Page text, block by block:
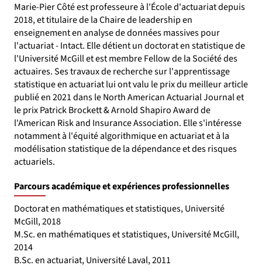
Marie-Pier Côté est professeure à l'École d'actuariat depuis
2018, et titulaire de la Chaire de leadership en
enseignement en analyse de données massives pour
l'actuariat - Intact. Elle détient un doctorat en statistique de
l'Université McGill et est membre Fellow de la Société des
actuaires. Ses travaux de recherche sur l'apprentissage
statistique en actuariat lui ont valu le prix du meilleur article
publié en 2021 dans le North American Actuarial Journal et
le prix Patrick Brockett & Arnold Shapiro Award de
l'American Risk and Insurance Association. Elle s'intéresse
notamment à l'équité algorithmique en actuariat et à la
modélisation statistique de la dépendance et des risques
actuariels.
Parcours académique et expériences professionnelles
Doctorat en mathématiques et statistiques, Université
McGill, 2018
M.Sc. en mathématiques et statistiques, Université McGill,
2014
B.Sc. en actuariat, Université Laval, 2011